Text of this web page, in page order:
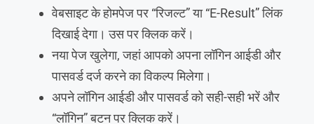
वेबसाइट के होमपेज पर “रिजल्ट” या “E-Result” लिंक
दिखाई देगा। उस पर क्लिक करें।
नया पेज खुलेगा, जहां आपको अपना लॉगिन आईडी और
पासवर्ड दर्ज करने का विकल्प मिलेगा।
अपने लॉगिन आईडी और पासवर्ड को सही-सही भरें और
“लॉगिन” बटन पर क्लिक करें।